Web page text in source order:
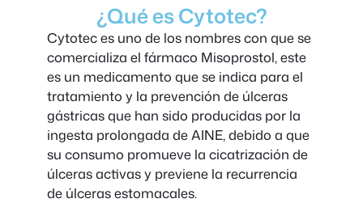
¿Qué es Cytotec?
Cytotec es uno de los nombres con que se
comercializa el fármaco Misoprostol, este
es un medicamento que se indica para el
tratamiento y la prevención de úlceras
gástricas que han sido producidas por la
ingesta prolongada de AINE, debido a que
su consumo promueve la cicatrización de
úlceras activas y previene la recurrencia
de úlceras estomacales.